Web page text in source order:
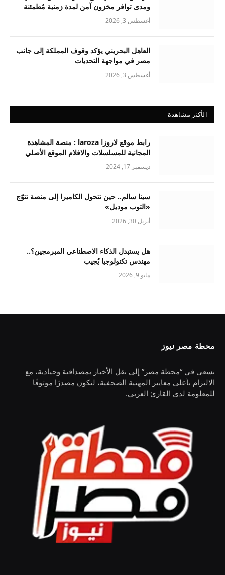
ومدى توافر مخزون آمن لمدة زمنية مُطمئنة
أغسطس 3, 2026
العاهل البحريني يؤكد وقوف المملكة إلى جانب
مصر في مواجهة التحديات
أغسطس 3, 2026
الأكثر مشاهدة
رابط موقع لاروزا laroza : منصة المشاهدة
المجانية للمسلسلات والافلام الموقع الأصلي
ديسمبر 17, 2024
سينا سالم.. حين تتحول الكاميرا إلى منصة تتوّج
«التوب موديل»
أبريل 30, 2026
هل يستبدل الذكاء الاصطناعي المبرمجين؟..
مهندس تكنولوجيا يُجيب
مايو 9, 2026
محطة مصر نيوز
نسعى في “محطة مصر” إلى نقل الأخبار بمصداقية وحيادية، مع
الالتزام بأعلى معايير المهنية الصحفية، لنكون مصدرًا موثوقًا
للمعلومة لدى القارئ العربي.